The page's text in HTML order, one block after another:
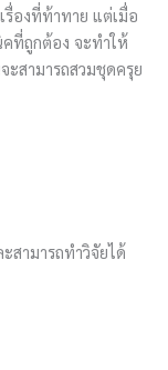
องที่ท้าทาย แต่เมื่อ
คที่ถูกต้อง จะทำให้
ะสามารถสวมชุดครุย
สามารถทำวิจัยได้